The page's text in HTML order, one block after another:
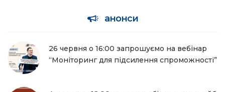
анонси
26 червня о 16:00 запрошуємо на вебінар
“Моніторинг для підсилення спроможності”